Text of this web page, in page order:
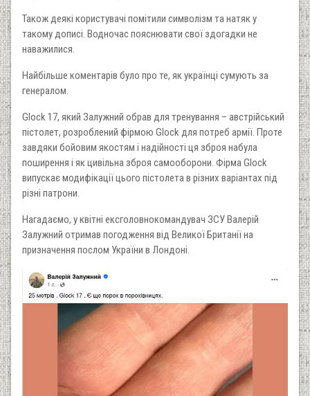
Також деякі користувачі помітили символізм та натяк у
такому дописі. Водночас пояснювати свої здогадки не
наважилися.
Найбільше коментарів було про те, як українці сумують за
генералом.
Glock 17, який Залужний обрав для тренування – австрійський
пістолет, розроблений фірмою Glock для потреб армії. Проте
завдяки бойовим якостям і надійності ця зброя набула
поширення і як цивільна зброя самооборони. Фірма Glock
випускає модифікації цього пістолета в різних варіантах під
різні патрони.
Нагадаємо, у квітні ексголовнокомандувач ЗСУ Валерій
Залужний отримав погодження від Великої Британії на
призначення послом України в Лондоні.